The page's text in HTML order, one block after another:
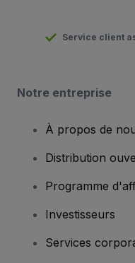
Service client
Notre entreprise
À propos de
Distribution
Programme
Investisseurs
Services